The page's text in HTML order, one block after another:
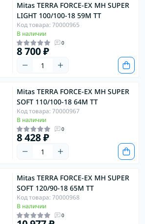
Mitas TERRA FORCE-EX MH SUPER
LIGHT 100/100-18 59M TT
Код товара: 70000965
В наличии
0
8 700 ₽
Mitas TERRA FORCE-EX MH SUPER
SOFT 110/100-18 64M TT
Код товара: 70000967
В наличии
0
8 428 ₽
Mitas TERRA FORCE-EX MH SUPER
SOFT 120/90-18 65M TT
Код товара: 70000968
В наличии
0